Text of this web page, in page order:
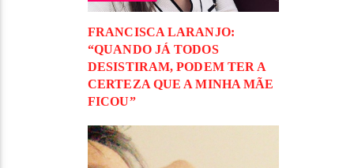
FRANCISCA LARANJO:
“QUANDO JÁ TODOS
DESISTIRAM, PODEM TER A
CERTEZA QUE A MINHA MÃE
FICOU”